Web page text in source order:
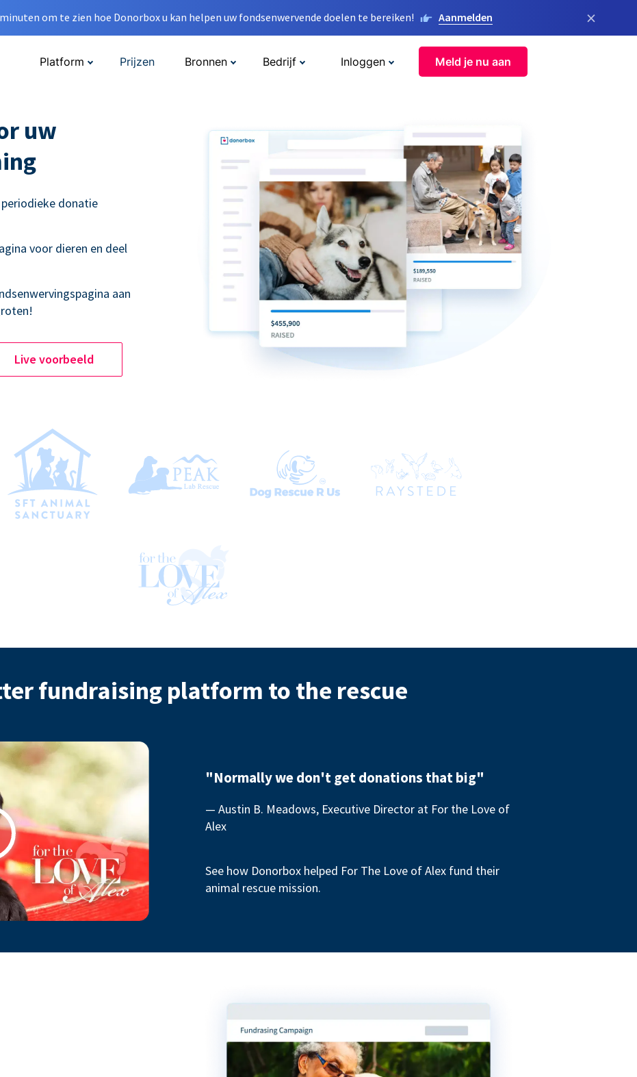
om te zien hoe Donorbox u kan helpen uw fondsenwervende doelen te bereiken! Aanmelden ×
Platform Prijzen Bronnen Bedrijf Inloggen Meld je nu aan
uw
donatie
voor dieren en deel
aan
Live voorbeeld
fundraising platform to the rescue
"Normally we don't get donations that big"
— Austin B. Meadows, Executive Director at For the Love of
Alex
See how Donorbox helped For The Love of Alex fund their
animal rescue mission.